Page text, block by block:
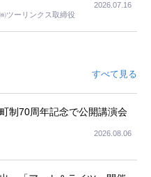
族の足の便も考えない外池ない
ツーリンクス取締役
2026.07.16
すべて見る
制70周年記念で公開講演会
2026.08.06